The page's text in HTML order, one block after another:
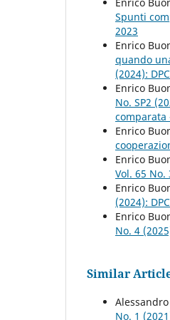
Spunti
2023
Enrico
quando
(2024):
Enrico
No. SP2
comparata
Enrico
Enrico
Vol. 65 No.
Enrico
(2024):
Enrico
No. 4
Similar
No. 1